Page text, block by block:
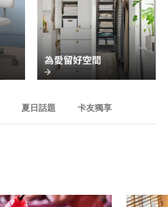
夏日話題 卡友獨享